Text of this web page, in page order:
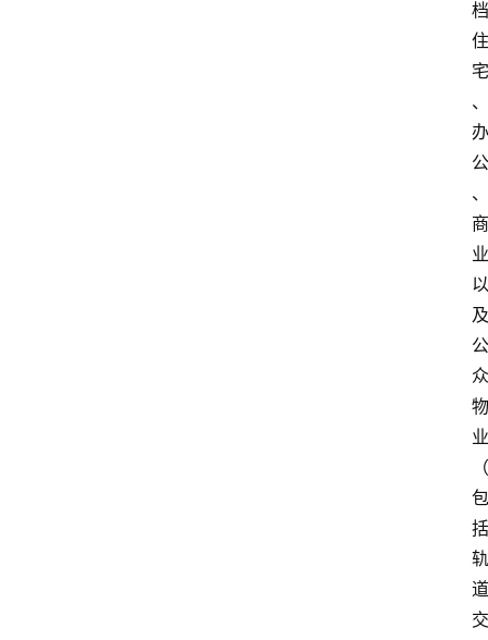
档
住
宅
、
办
公
、
商
业
以
及
公
众
物
业
（
包
括
轨
道
交